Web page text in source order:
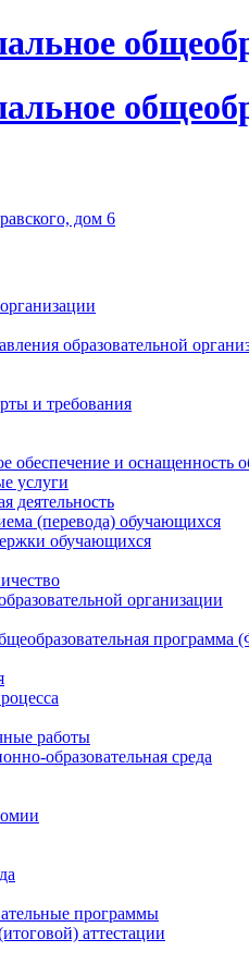
дом 6
образовательной
и требования
обеспечение и оснащенность
услуги
деятельность
(перевода) обучающихся
обучающихся
организации
работы
образовательная среда
программы
аттестации